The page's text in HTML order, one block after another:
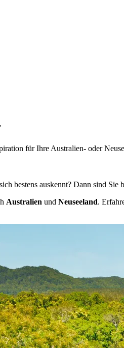
für Ihre Australien- oder
bestens auskennt? Dann sind Sie
Australien und Neuseeland.